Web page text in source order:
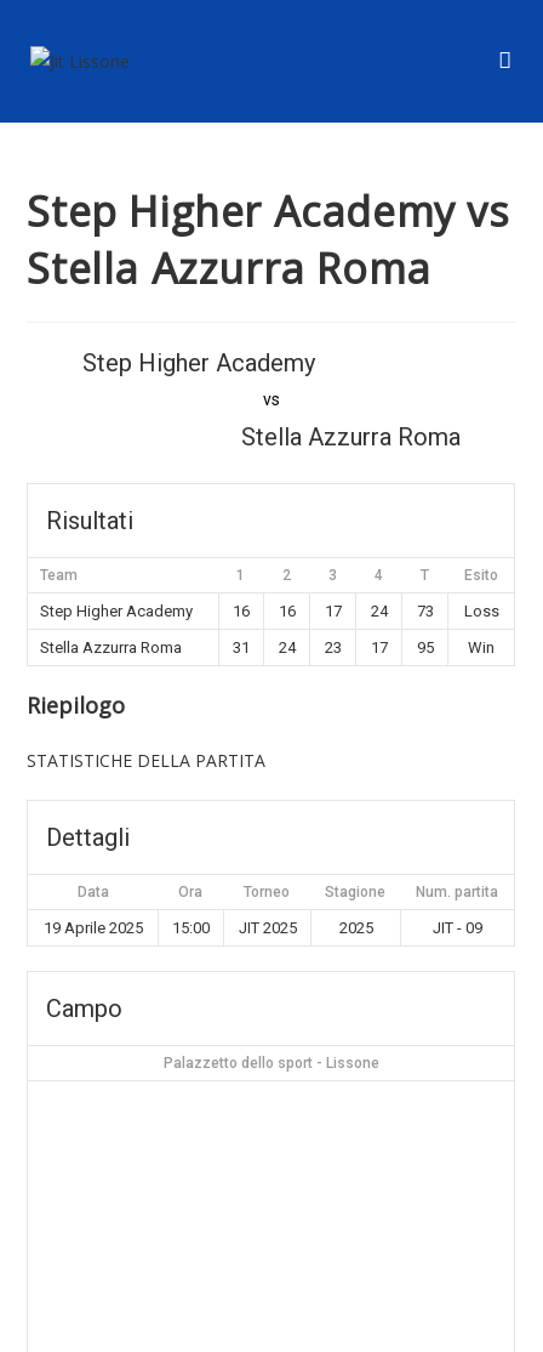
Step Higher Academy vs
Stella Azzurra Roma
Step Higher Academy
vs
Stella Azzurra Roma
Risultati
Team 1 2 3 4 T Esito
Step Higher Academy 16 16 17 24 73
Loss
Stella Azzurra Roma
31 24 23 17 95 Win
Riepilogo
STATISTICHE DELLA PARTITA
Dettagli
Data Ora Torneo Stagione Num. partita
19 Aprile 2025 15:00 JIT 2025 2025 JIT - 09
Campo
Palazzetto dello sport - Lissone